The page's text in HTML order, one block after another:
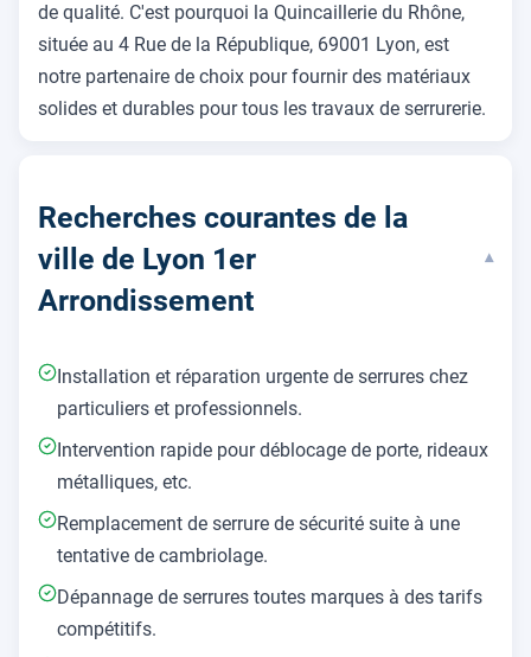
de qualité. C'est pourquoi la Quincaillerie du Rhône,
située au 4 Rue de la République, 69001 Lyon, est
notre partenaire de choix pour fournir des matériaux
solides et durables pour tous les travaux de serrurerie.
Recherches courantes de la
ville de Lyon 1er
Arrondissement
▾
Installation et réparation urgente de serrures chez
particuliers et professionnels.
Intervention rapide pour déblocage de porte, rideaux
métalliques, etc.
Remplacement de serrure de sécurité suite à une
tentative de cambriolage.
Dépannage de serrures toutes marques à des tarifs
compétitifs.